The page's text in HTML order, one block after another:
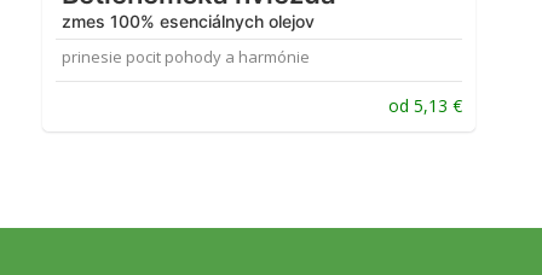
zmes 100% esenciálnych olejov
prinesie pocit pohody a harmónie
od 5,13 €